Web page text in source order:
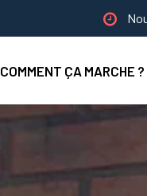
COMMENT ÇA MARCHE ?